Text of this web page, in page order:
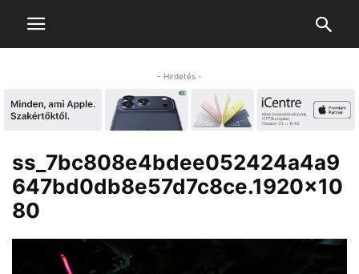
- Hirdetés -
ss_7bc808e4bdee052424a4a9
647bd0db8e57d7c8ce.1920×10
80